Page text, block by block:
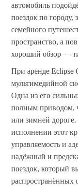
автомобиль
поездок по городу,
семейного
пространство, а
хороший обзор —
При аренде Eclipse
мультимедийной
Одна из его
полным приводом,
или зимней
исполнении этот
управляемость и
надёжный и
поездок, который
распространённых